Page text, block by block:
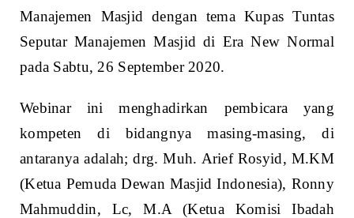
Manajemen Masjid dengan tema Kupas Tuntas
Seputar Manajemen Masjid di Era New Normal
pada Sabtu, 26 September 2020.
Webinar ini menghadirkan pembicara yang
kompeten di bidangnya masing-masing, di
antaranya adalah; drg. Muh. Arief Rosyid, M.KM
(Ketua Pemuda Dewan Masjid Indonesia), Ronny
Mahmuddin, Lc, M.A (Ketua Komisi Ibadah